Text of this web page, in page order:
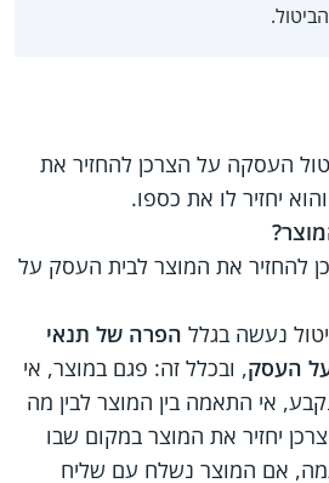
העסקה על הצרכן להחזיר את
יחזיר לו את כספו.
להחזיר את המוצר לבית העסק על
נעשה בגלל הפרה של תנאי
העסק, ובכלל זה: פגם במוצר, אי
אי התאמה בין המוצר לבין מה
יחזיר את המוצר במקום שבו
אם המוצר נשלח עם שליח